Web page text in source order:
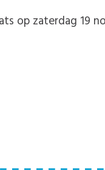
op zaterdag 19